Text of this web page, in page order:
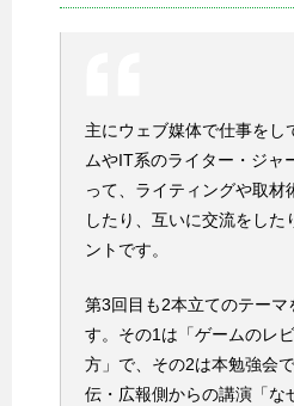
主にウェブ媒体で仕事をし
ムやIT系のライター・ジャ
って、ライティングや取材
したり、互いに交流をした
ントです。
第3回目も2本立てのテーマ
す。その1は「ゲームのレ
方」で、その2は本勉強会
伝・広報側からの講演「な